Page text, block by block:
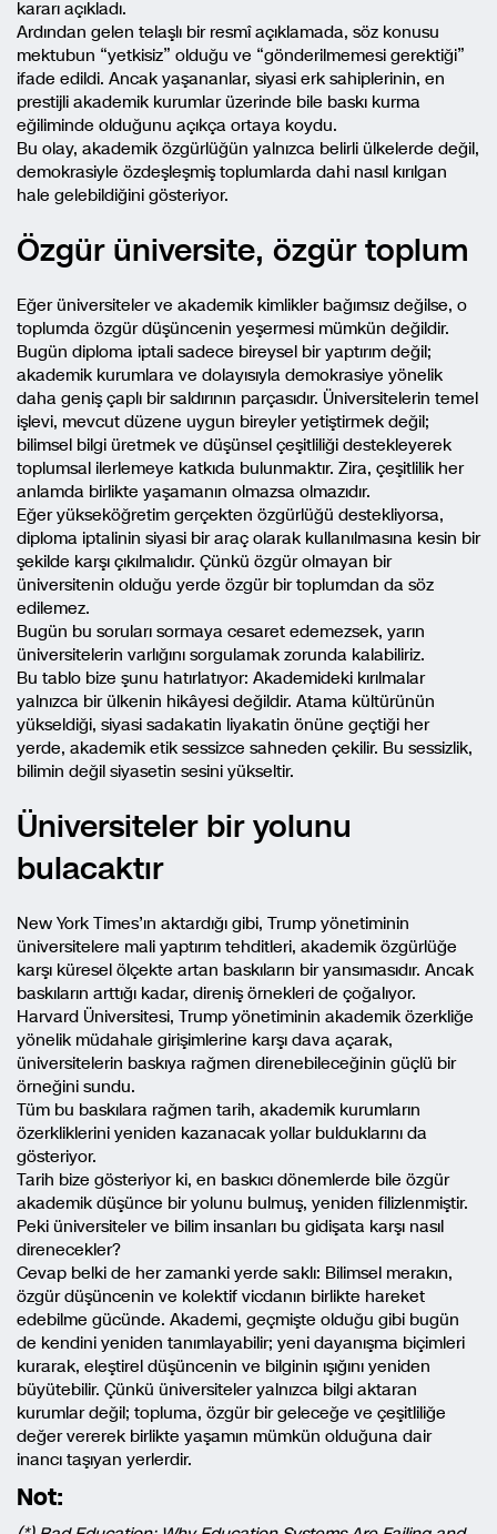
kararı açıkladı.
Ardından gelen telaşlı bir resmî açıklamada, söz konusu
mektubun “yetkisiz” olduğu ve “gönderilmemesi gerektiği”
ifade edildi. Ancak yaşananlar, siyasi erk sahiplerinin, en
prestijli akademik kurumlar üzerinde bile baskı kurma
eğiliminde olduğunu açıkça ortaya koydu.
Bu olay, akademik özgürlüğün yalnızca belirli ülkelerde değil,
demokrasiyle özdeşleşmiş toplumlarda dahi nasıl kırılgan
hale gelebildiğini gösteriyor.
Özgür üniversite, özgür toplum
Eğer üniversiteler ve akademik kimlikler bağımsız değilse, o
toplumda özgür düşüncenin yeşermesi mümkün değildir.
Bugün diploma iptali sadece bireysel bir yaptırım değil;
akademik kurumlara ve dolayısıyla demokrasiye yönelik
daha geniş çaplı bir saldırının parçasıdır. Üniversitelerin temel
işlevi, mevcut düzene uygun bireyler yetiştirmek değil;
bilimsel bilgi üretmek ve düşünsel çeşitliliği destekleyerek
toplumsal ilerlemeye katkıda bulunmaktır. Zira, çeşitlilik her
anlamda birlikte yaşamanın olmazsa olmazıdır.
Eğer yükseköğretim gerçekten özgürlüğü destekliyorsa,
diploma iptalinin siyasi bir araç olarak kullanılmasına kesin bir
şekilde karşı çıkılmalıdır. Çünkü özgür olmayan bir
üniversitenin olduğu yerde özgür bir toplumdan da söz
edilemez.
Bugün bu soruları sormaya cesaret edemezsek, yarın
üniversitelerin varlığını sorgulamak zorunda kalabiliriz.
Bu tablo bize şunu hatırlatıyor: Akademideki kırılmalar
yalnızca bir ülkenin hikâyesi değildir. Atama kültürünün
yükseldiği, siyasi sadakatin liyakatin önüne geçtiği her
yerde, akademik etik sessizce sahneden çekilir. Bu sessizlik,
bilimin değil siyasetin sesini yükseltir.
Üniversiteler bir yolunu
bulacaktır
New York Times’ın aktardığı gibi, Trump yönetiminin
üniversitelere mali yaptırım tehditleri, akademik özgürlüğe
karşı küresel ölçekte artan baskıların bir yansımasıdır. Ancak
baskıların arttığı kadar, direniş örnekleri de çoğalıyor.
Harvard Üniversitesi, Trump yönetiminin akademik özerkliğe
yönelik müdahale girişimlerine karşı dava açarak,
üniversitelerin baskıya rağmen direnebileceğinin güçlü bir
örneğini sundu.
Tüm bu baskılara rağmen tarih, akademik kurumların
özerkliklerini yeniden kazanacak yollar bulduklarını da
gösteriyor.
Tarih bize gösteriyor ki, en baskıcı dönemlerde bile özgür
akademik düşünce bir yolunu bulmuş, yeniden filizlenmiştir.
Peki üniversiteler ve bilim insanları bu gidişata karşı nasıl
direnecekler?
Cevap belki de her zamanki yerde saklı: Bilimsel merakın,
özgür düşüncenin ve kolektif vicdanın birlikte hareket
edebilme gücünde. Akademi, geçmişte olduğu gibi bugün
de kendini yeniden tanımlayabilir; yeni dayanışma biçimleri
kurarak, eleştirel düşüncenin ve bilginin ışığını yeniden
büyütebilir. Çünkü üniversiteler yalnızca bilgi aktaran
kurumlar değil; topluma, özgür bir geleceğe ve çeşitliliğe
değer vererek birlikte yaşamın mümkün olduğuna dair
inancı taşıyan yerlerdir.
Not: